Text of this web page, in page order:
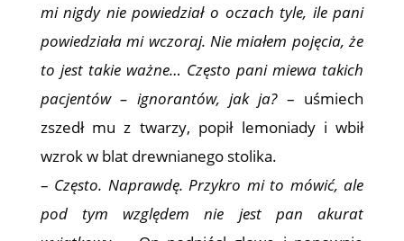
mi nigdy nie powiedział o oczach tyle, ile pani
powiedziała mi wczoraj. Nie miałem pojęcia, że
to jest takie ważne… Często pani miewa takich
pacjentów – ignorantów, jak ja?– uśmiech
zszedł mu z twarzy, popił lemoniady i wbił
wzrok w blat drewnianego stolika.
– Często. Naprawdę. Przykro mi to mówić, ale
pod tym względem nie jest pan akurat